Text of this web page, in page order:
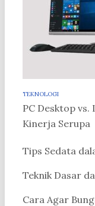
TEKNOLOGI
PC Desktop
Kinerja Serupa
Tips Sedata
Teknik Dasar
Cara Agar